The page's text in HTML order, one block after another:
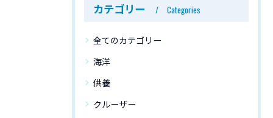
カテゴリー Categories
全てのカテゴリー
海洋
供養
クルーザー